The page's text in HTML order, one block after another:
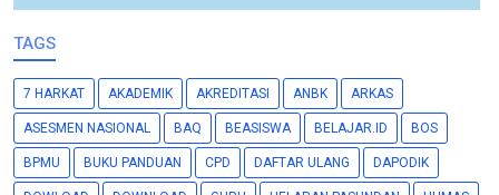
TAGS
7 HARKAT AKADEMIK AKREDITASI ANBK ARKAS
ASESMEN NASIONAL BAQ BEASISWA BELAJAR.ID BOS
BPMU BUKU PANDUAN CPD DAFTAR ULANG DAPODIK